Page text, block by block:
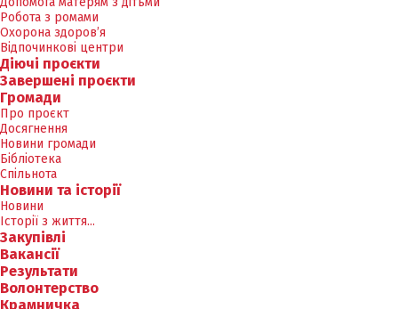
Робота з ромами
Охорона здоров’я
Відпочинкові центри
Діючі проєкти
Завершені проєкти
Громади
Про проєкт
Досягнення
Новини громади
Бібліотека
Спільнота
Новини та історії
Новини
Історії з життя...
Закупівлі
Вакансії
Результати
Волонтерство
Крамничка